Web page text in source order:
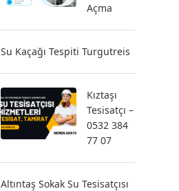
Açma
Su Kaçağı Tespiti Turgutreis
Kıztaşı
Tesisatçı –
0532 384
77 07
Altıntaş Sokak Su Tesisatçısı